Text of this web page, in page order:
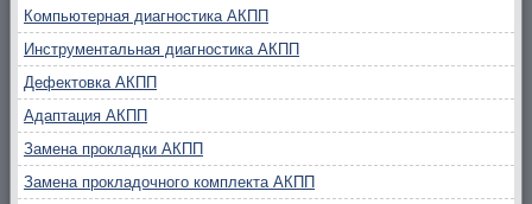
Компьютерная диагностика АКПП
Инструментальная диагностика АКПП
Дефектовка АКПП
Адаптация АКПП
Замена прокладки АКПП
Замена прокладочного комплекта АКПП